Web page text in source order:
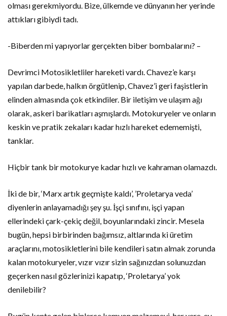
olması gerekmiyordu. Bize, ülkemde ve dünyanın her yerinde
attıkları gibiydi tadı.
-Biberden mi yapıyorlar gerçekten biber bombalarını? –
Devrimci Motosikletliler hareketi vardı. Chavez’e karşı
yapılan darbede, halkın örgütlenip, Chavez’i geri faşistlerin
elinden almasında çok etkindiler. Bir iletişim ve ulaşım ağı
olarak, askeri barikatları aşmışlardı. Motokuryeler ve onların
keskin ve pratik zekaları kadar hızlı hareket edememişti,
tanklar.
Hiçbir tank bir motokurye kadar hızlı ve kahraman olamazdı.
İki de bir, ‘Marx artık geçmişte kaldı’, ’Proletarya veda’
diyenlerin anlayamadığı şey şu. İşçi sınıfını, işçi yapan
ellerindeki çark-çekiç değil, boyunlarındaki zincir. Mesela
bugün, hepsi birbirinden bağımsız, altlarında ki üretim
araçlarını, motosikletlerini bile kendileri satın almak zorunda
kalan motokuryeler, vızır vızır sizin sağınızdan solunuzdan
geçerken nasıl gözlerinizi kapatıp, ‘Proletarya’ yok
denilebilir?